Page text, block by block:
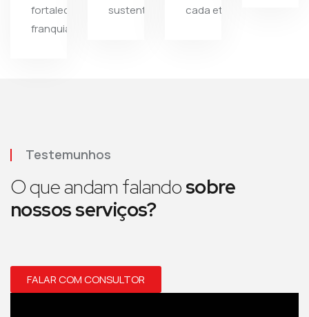
fortalecer sua
franquia.
sustentável.
cada etapa.
Testemunhos
O que andam falandosobre
nossos serviços?
FALAR COM CONSULTOR